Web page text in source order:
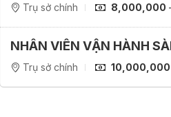
Trụ sở chính 8,000,000
NHÂN VIÊN VẬN HÀNH
Trụ sở chính 10,000,000